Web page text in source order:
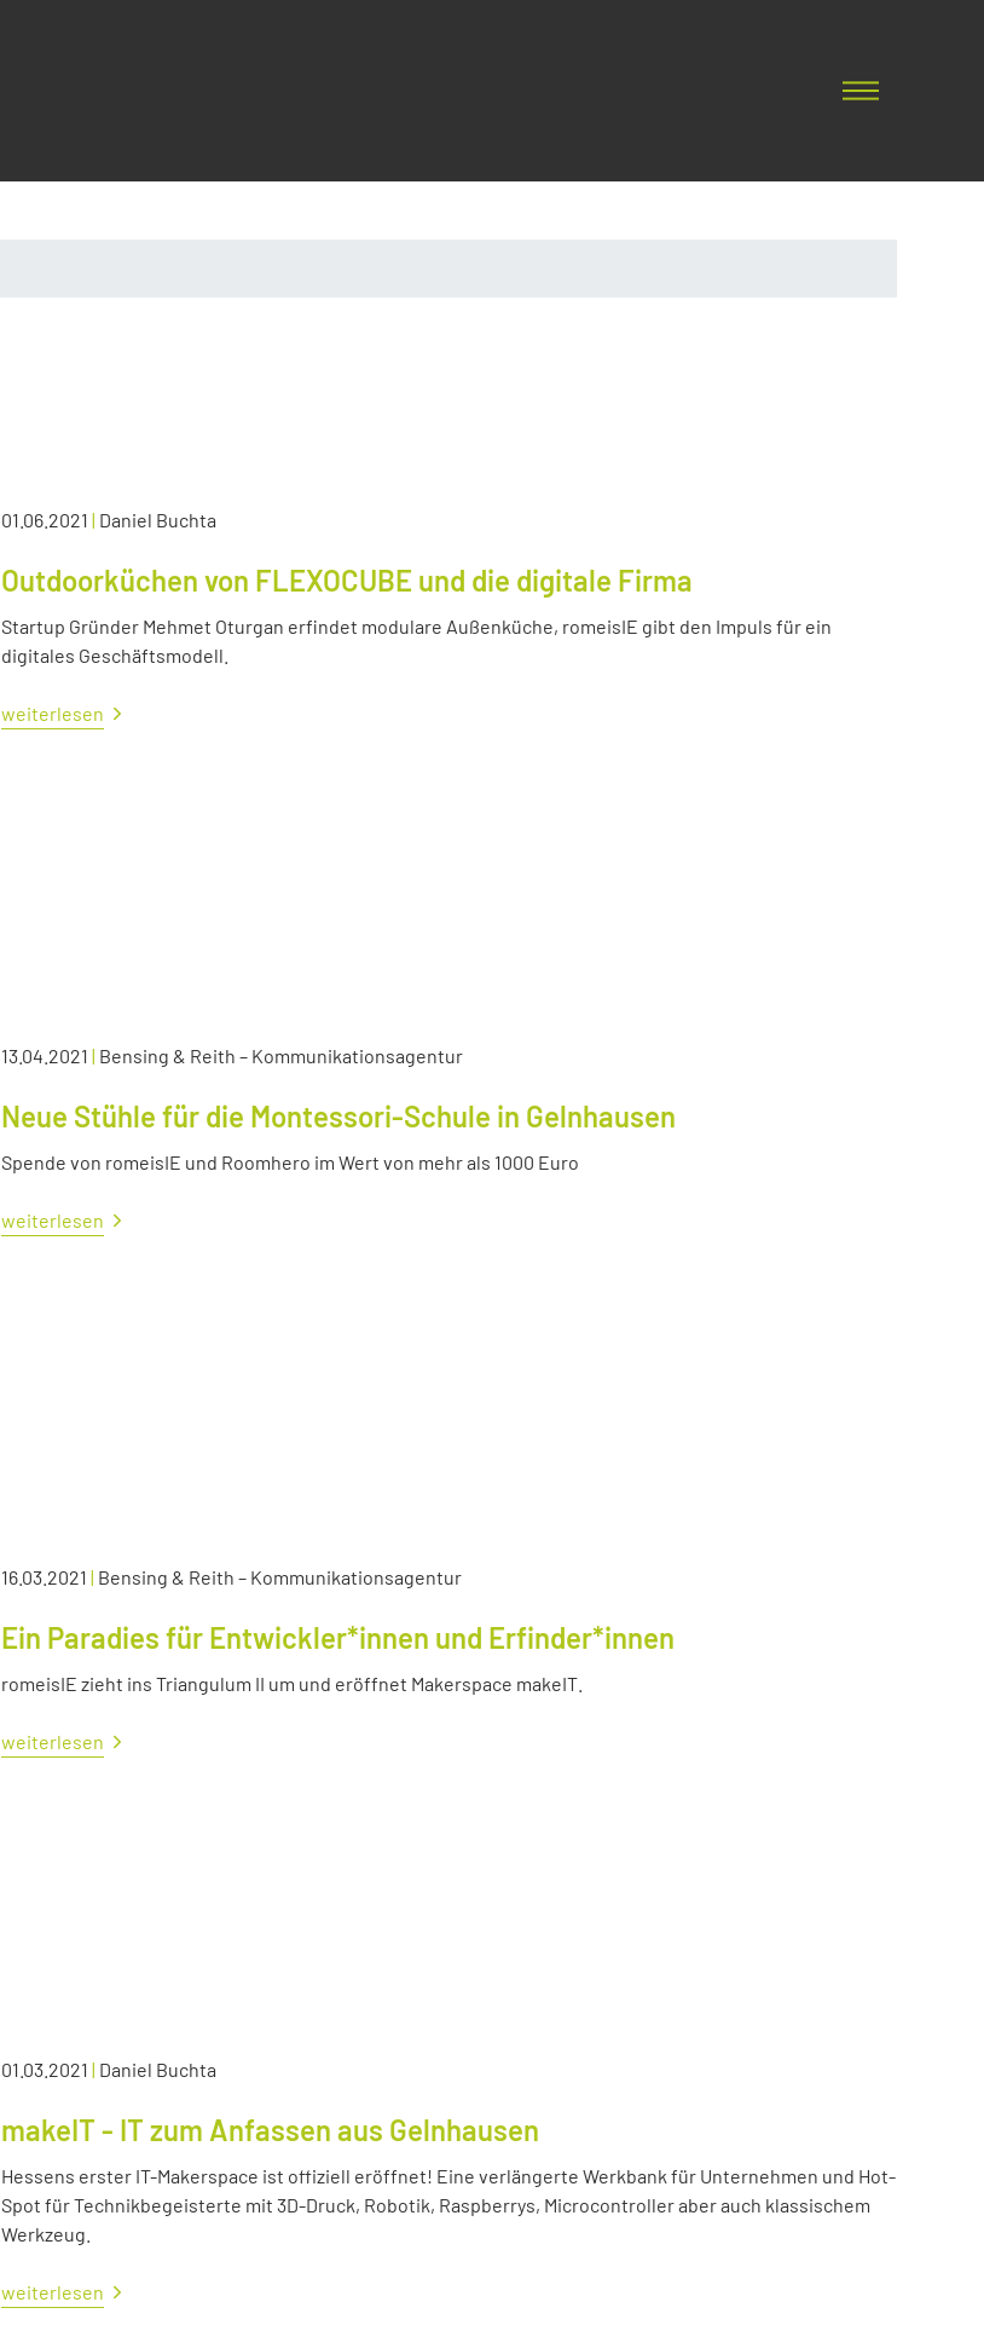
01.06.2021 | Daniel Buchta
Outdoorküchen von FLEXOCUBE und die digitale Firma
Startup Gründer Mehmet Oturgan erfindet modulare Außenküche, romeisIE gibt den Impuls für ein
digitales Geschäftsmodell.
weiterlesen
13.04.2021 | Bensing & Reith – Kommunikationsagentur
Neue Stühle für die Montessori-Schule in Gelnhausen
Spende von romeisIE und Roomhero im Wert von mehr als 1000 Euro
weiterlesen
16.03.2021 | Bensing & Reith – Kommunikationsagentur
Ein Paradies für Entwickler*innen und Erfinder*innen
romeisIE zieht ins Triangulum II um und eröffnet Makerspace makeIT.
weiterlesen
01.03.2021 | Daniel Buchta
makeIT - IT zum Anfassen aus Gelnhausen
Hessens erster IT-Makerspace ist offiziell eröffnet! Eine verlängerte Werkbank für Unternehmen und Hot-
Spot für Technikbegeisterte mit 3D-Druck, Robotik, Raspberrys, Microcontroller aber auch klassischem
Werkzeug.
weiterlesen